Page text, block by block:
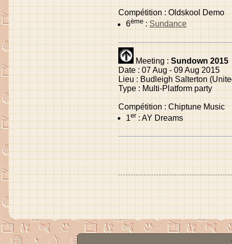
Compétition : Oldskool Demo
6ème:Sundance
Meeting :Sundown 2015
Date : 07 Aug - 09 Aug 2015
Lieu : Budleigh Salterton
Type : Multi-Platform party
Compétition : Chiptune Music
1er : AY Dreams